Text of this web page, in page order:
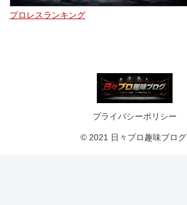
プロレスランキング
プライバシーポリシー
© 2021 日々プロ趣味ブログ.